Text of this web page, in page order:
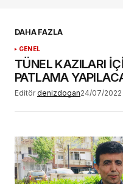
Daha sonraki
adım, e-posta
tarayıcıya
YORUM GÖNDER
DAHA FAZLA
GENEL
TÜNEL KAZILARI
PATLAMA
Editör denizdogan24/07/2022